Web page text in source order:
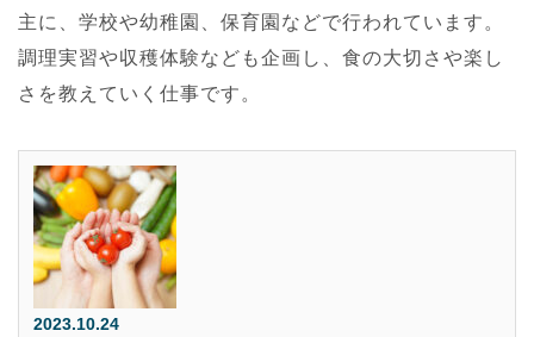
主に、学校や幼稚園、保育園などで行われています。
調理実習や収穫体験なども企画し、食の大切さや楽し
さを教えていく仕事です。
2023.10.24